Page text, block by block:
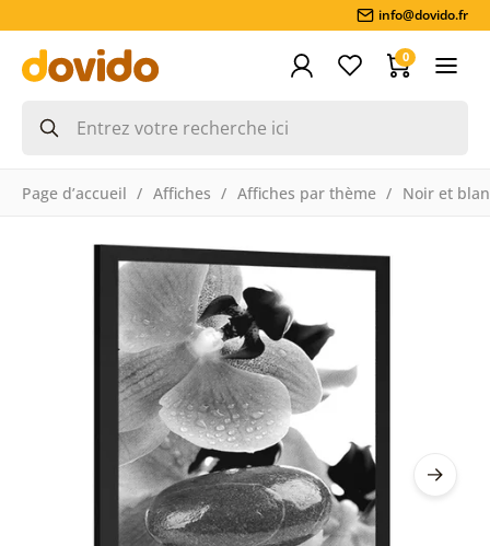
info@dovido.fr
0
Page d’accueil Affiches Affiches par thème Noir et